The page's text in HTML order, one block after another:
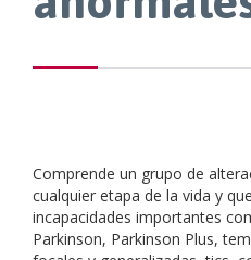
Comprende un grupo de
cualquier etapa de la vida y
incapacidades importantes
Parkinson, Parkinson Plus,